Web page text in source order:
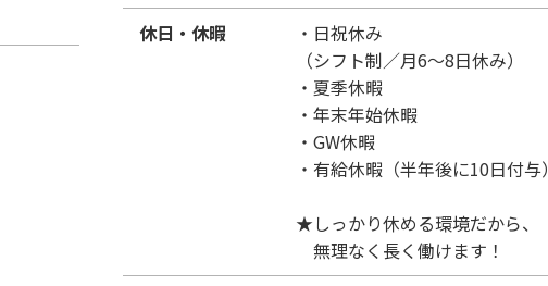
休日・休暇
・日祝休み
（シフト制／月6～8日休み）
・夏季休暇
・年末年始休暇
・GW休暇
・有給休暇（半年後に10日付与）
★しっかり休める環境だから、
無理なく長く働けます！